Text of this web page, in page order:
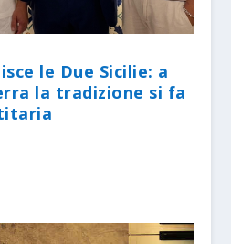
le Due Sicilie: a
la tradizione si fa